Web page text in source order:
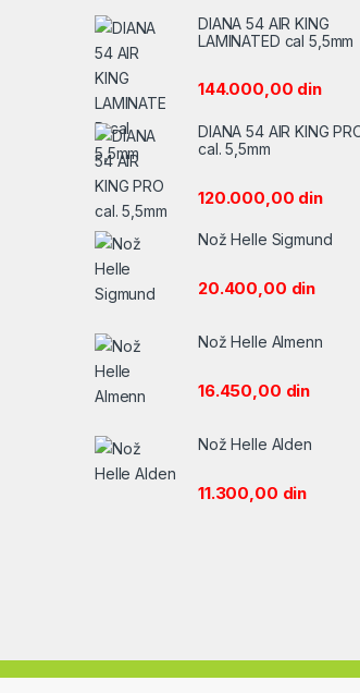
DIANA 54 AIR KING
LAMINATED cal 5,5mm
144.000,00 din
DIANA 54 AIR KING
cal. 5,5mm
120.000,00 din
Nož Helle Sigmund
20.400,00 din
Nož Helle Almenn
16.450,00 din
Nož Helle Alden
11.300,00 din